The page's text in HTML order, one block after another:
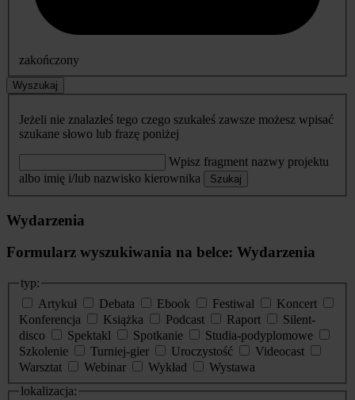
zakończony
Wyszukaj
Jeżeli nie znalazłeś tego czego szukałeś zawsze możesz wpisać
szukane słowo lub frazę poniżej
Wpisz fragment nazwy projektu
albo imię i/lub nazwisko kierownika
Szukaj
Wydarzenia
Formularz wyszukiwania na belce: Wydarzenia
typ:
Artykuł
Debata Ebook Festiwal
Koncert
Konferencja
Książka Podcast Raport
Silent-
disco
Spektakl Spotkanie
Studia-podyplomowe
Szkolenie
Turniej-gier Uroczystość
Videocast
Warsztat
Webinar Wykład
Wystawa
lokalizacja: